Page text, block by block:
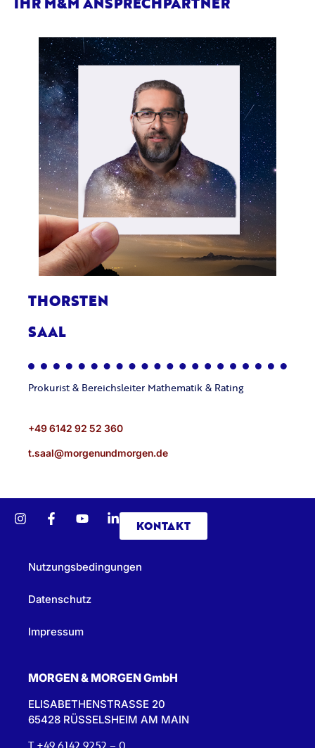
THORSTEN
SAAL
Prokurist & Bereichsleiter Mathematik & Rating
+49 6142 92 52 360
t.saal@morgenundmorgen.de
KONTAKT
Nutzungsbedingungen
Datenschutz
Impressum
MORGEN & MORGEN GmbH
ELISABETHENSTRASSE 20
65428 RÜSSELSHEIM AM MAIN